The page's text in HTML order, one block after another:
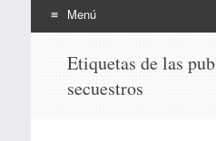
Menú
contenido
Etiquetas de las
secuestros